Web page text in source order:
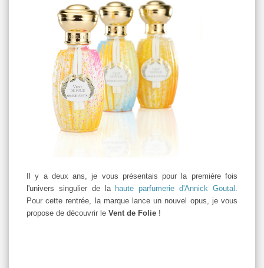
Il y a deux ans, je vous présentais pour la première fois
l'univers singulier de la haute parfumerie d'Annick Goutal .
Pour cette rentrée, la marque lance un nouvel opus, je vous
propose de découvrir le Vent de Folie !